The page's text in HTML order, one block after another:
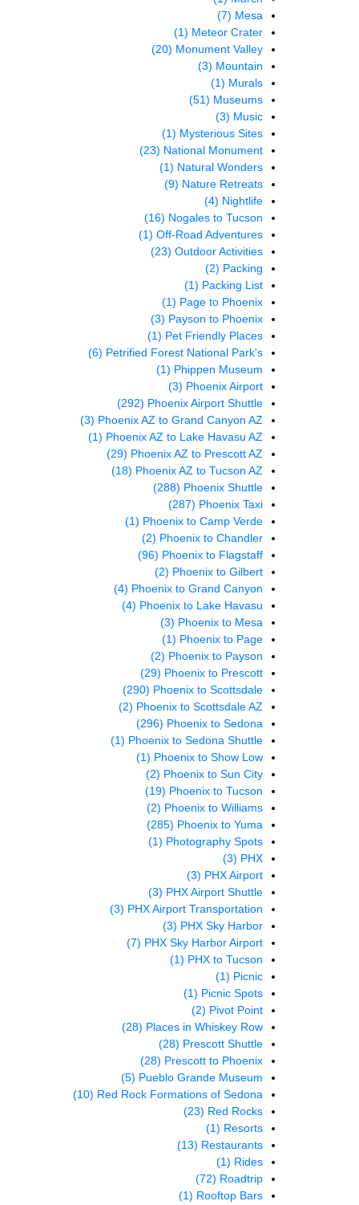
Mesa
(7)
Meteor Crater
(1)
Monument Valley
(20)
Mountain
(3)
Murals
(1)
Museums
(51)
Music
(3)
Mysterious Sites
(1)
National Monument
(23)
Natural Wonders
(1)
Nature Retreats
(9)
Nightlife
(4)
Nogales to Tucson
(16)
Off-Road Adventures
(1)
Outdoor Activities
(23)
Packing
(2)
Packing List
(1)
Page to Phoenix
(1)
Payson to Phoenix
(3)
Pet Friendly Places
(1)
Petrified Forest National Park's
(6)
Phippen Museum
(1)
Phoenix Airport
(3)
Phoenix Airport Shuttle
(292)
Phoenix AZ to Grand Canyon AZ
(3)
Phoenix AZ to Lake Havasu AZ
(1)
Phoenix AZ to Prescott AZ
(29)
Phoenix AZ to Tucson AZ
(18)
Phoenix Shuttle
(288)
Phoenix Taxi
(287)
Phoenix to Camp Verde
(1)
Phoenix to Chandler
(2)
Phoenix to Flagstaff
(96)
Phoenix to Gilbert
(2)
Phoenix to Grand Canyon
(4)
Phoenix to Lake Havasu
(4)
Phoenix to Mesa
(3)
Phoenix to Page
(1)
Phoenix to Payson
(2)
Phoenix to Prescott
(29)
Phoenix to Scottsdale
(290)
Phoenix to Scottsdale AZ
(2)
Phoenix to Sedona
(296)
Phoenix to Sedona Shuttle
(1)
Phoenix to Show Low
(1)
Phoenix to Sun City
(2)
Phoenix to Tucson
(19)
Phoenix to Williams
(2)
Phoenix to Yuma
(285)
Photography Spots
(1)
PHX
(3)
PHX Airport
(3)
PHX Airport Shuttle
(3)
PHX Airport Transportation
(3)
PHX Sky Harbor
(3)
PHX Sky Harbor Airport
(7)
PHX to Tucson
(1)
Picnic
(1)
Picnic Spots
(1)
Pivot Point
(2)
Places in Whiskey Row
(28)
Prescott Shuttle
(28)
Prescott to Phoenix
(28)
Pueblo Grande Museum
(5)
Red Rock Formations of Sedona
(10)
Red Rocks
(23)
Resorts
(1)
Restaurants
(13)
Rides
(1)
Roadtrip
(72)
Rooftop Bars
(1)